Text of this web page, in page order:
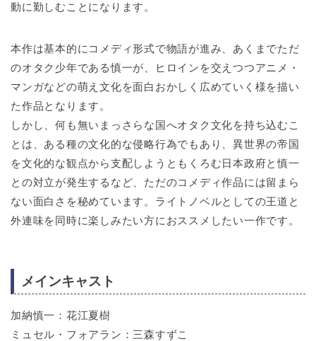
動に勤しむことになります。
本作は基本的にコメディ形式で物語が進み、あくまでただ
のオタク少年である慎一が、ヒロインを交えつつアニメ・
マンガなどの萌え文化を面白おかしく広めていく様を描い
た作品となります。
しかし、何も無いまっさらな国へオタク文化を持ち込むこ
とは、ある種の文化的な侵略行為でもあり、異世界の帝国
を文化的な観点から支配しようともくろむ日本政府と慎一
との対立が発生するなど、ただのコメディ作品には留まら
ない面白さを秘めています。ライトノベルとしての王道と
外連味を同時に楽しみたい方におススメしたい一作です。
メインキャスト
加納慎一：花江夏樹
ミュセル・フォアラン：三森すずこ